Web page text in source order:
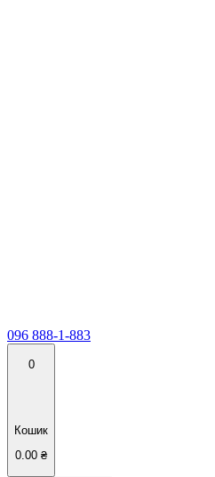
096 888-1-883
0
Кошик
0.00 ₴